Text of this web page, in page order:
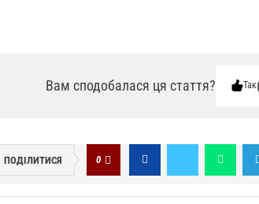
Вам сподобалася ця стаття? Так
ПОДІЛИТИСЯ 0